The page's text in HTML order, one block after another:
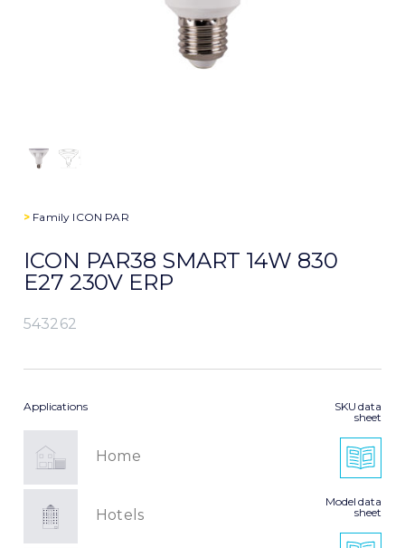
> Family ICON PAR
ICON PAR38 SMART 14W 830
E27 230V ERP
543262
Applications
Home
Hotels
SKU data
sheet
Model data
sheet